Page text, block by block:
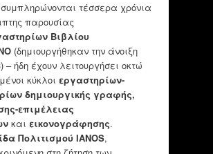
τέσσερα χρόνια
παρουσίας
Βιβλίου
(δημιουργήθηκαν την άνοιξη
– ήδη έχουν λειτουργήσει οκτώ
κύκλοι εργαστηρίων-
δημιουργικής γραφής,
επιμέλειας
και εικονογράφησης.
Πολιτισμού IANOS,